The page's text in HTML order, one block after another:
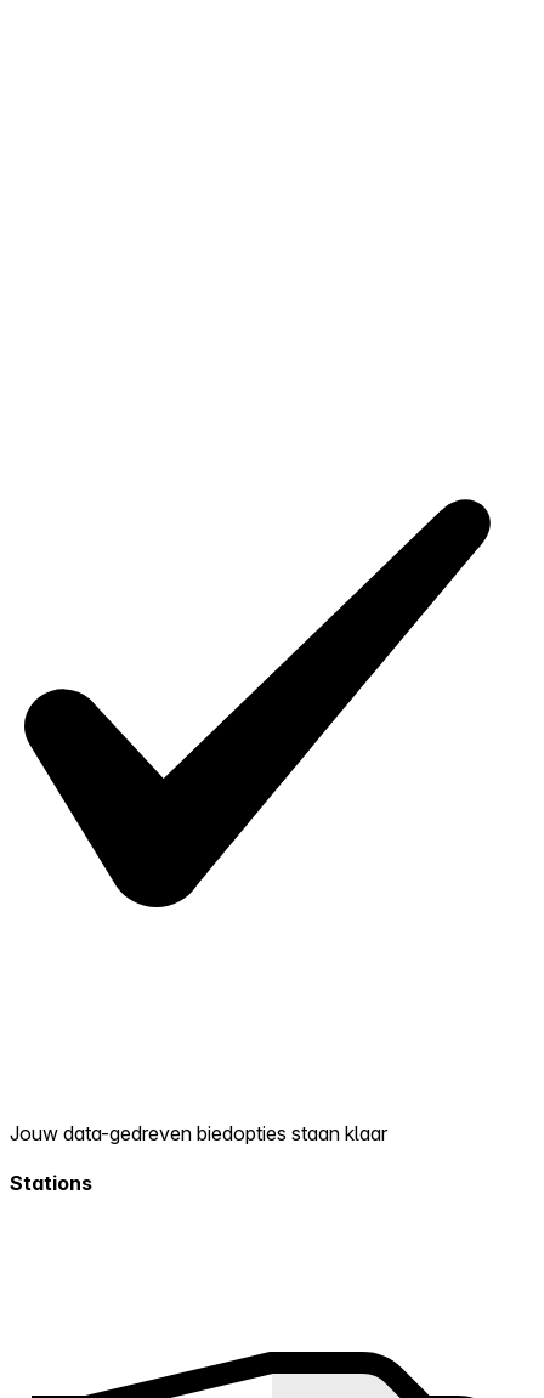
Jouw data-gedreven biedopties staan klaar
Stations